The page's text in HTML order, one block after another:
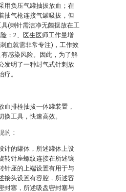
用负压气罐抽拔放血；在
抽气枪连接气罐吸拔，但
(刺针需洁净无菌摆放在工
；2、医生医师工作量增
血就需非常专注)，工作效
感染风险。因此，为了解
发明了一种封气式针刺放
。
排栓抽拔一体罐装置，
工具，快速高效。
的：
计的罐体，所述罐体上设
转针座螺纹连接在所述镶
针座的上端设置有用于与
接头设置有容腔，所述容
封塞，所述吸盘密封塞与